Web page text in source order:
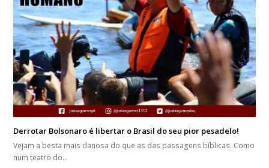
Derrotar Bolsonaro é libertar o Brasil do seu pior pesadelo!
Vejam a besta mais danosa do que as das passagens bíblicas. Como
num teatro do…